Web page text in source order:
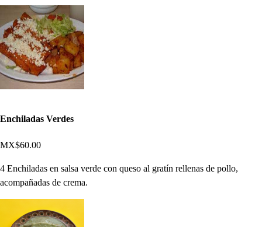
Enchiladas Verdes
MX$60.00
4 Enchiladas en salsa verde con queso al gratín rellenas de pollo,
acompañadas de crema.